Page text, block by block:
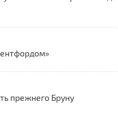
прежнего Бруну